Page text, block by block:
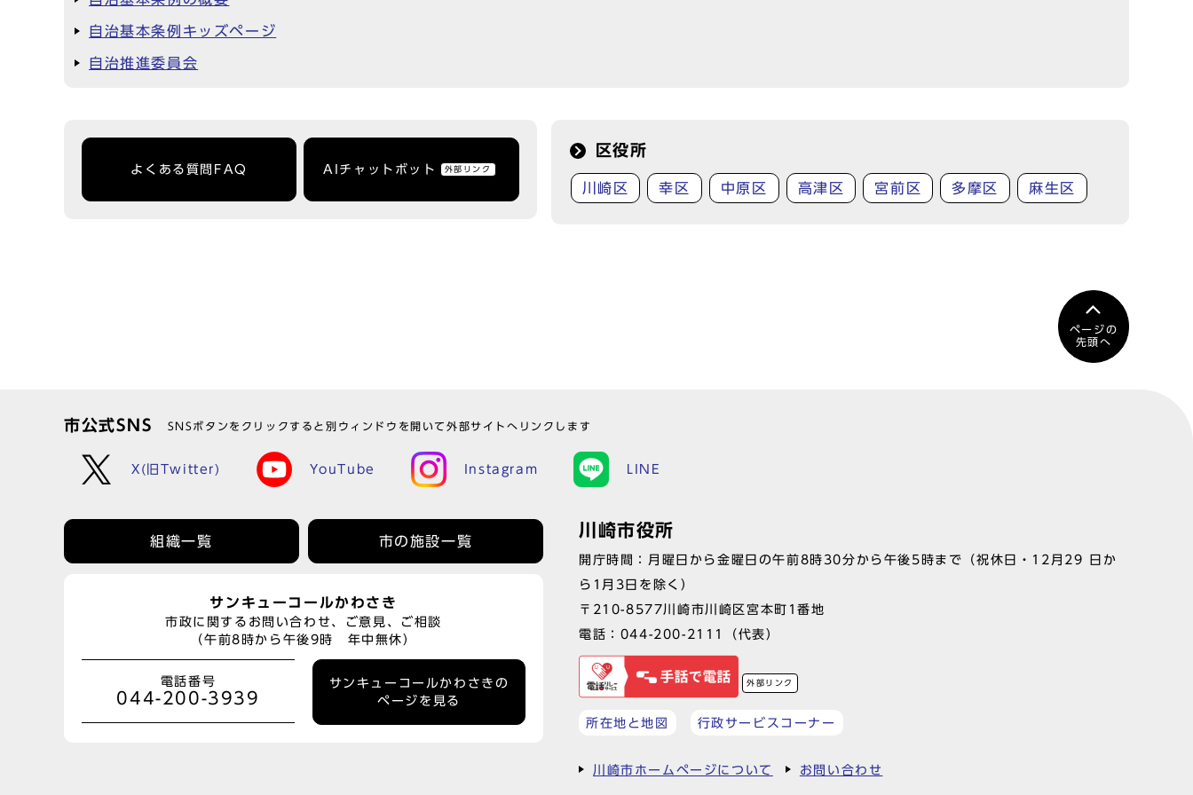
自治基本条例キッズページ
自治推進委員会
よくある質問FAQ AIチャットボット 外部リンク
区役所
川崎区 幸区 中原区 高津区 宮前区 多摩区 麻生区
ページの
先頭へ
市公式SNS SNSボタンをクリックすると別ウィンドウを開いて外部サイトへリンクします
X(旧Twitter) YouTube Instagram LINE
組織一覧 市の施設一覧
サンキューコールかわさき
市政に関するお問い合わせ、ご意見、ご相談
（午前8時から午後9時 年中無休）
電話番号
044-200-3939
サンキューコールかわさきの
ページを見る
川崎市役所
開庁時間：月曜日から金曜日の午前8時30分から午後5時まで（祝休日・12月29 日か
ら1月3日を除く）
〒210-8577川崎市川崎区宮本町1番地
電話： 044-200-2111 （代表）
外部リンク
所在地と地図 行政サービスコーナー
川崎市ホームページについて お問い合わせ